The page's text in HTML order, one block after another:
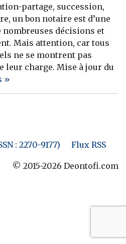
partage, succession,
un bon notaire est d’une
nombreuses décisions et
Mais attention, car tous
ne se montrent pas
leur charge. Mise à jour du
»
: 2270-9177)
Flux RSS
© 2015-2026 Deontofi.com